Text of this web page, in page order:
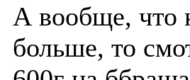
А вообще, что
больше, то